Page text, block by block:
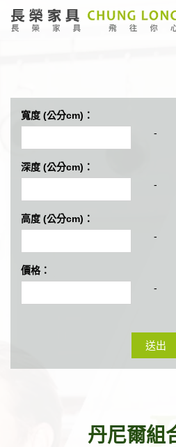
寬度 (公分cm)：
-
深度 (公分cm)：
-
高度 (公分cm)：
-
價格：
-
送出
丹尼爾組